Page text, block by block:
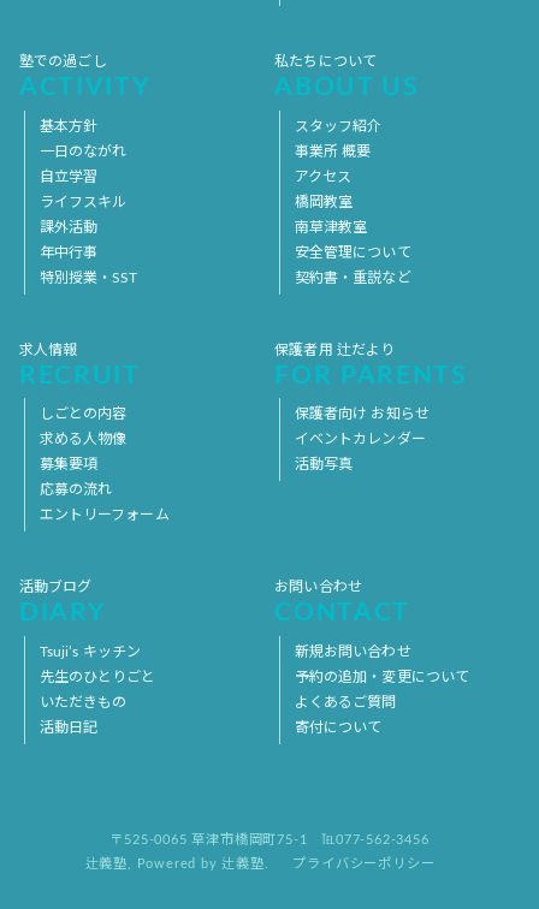
塾での過ごし
ACTIVITY
基本方針
一日のながれ
自立学習
ライフスキル
課外活動
年中行事
特別授業・SST
私たちについて
ABOUT US
スタッフ紹介
事業所 概要
アクセス
橋岡教室
南草津教室
安全管理について
契約書・重説など
求人情報
RECRUIT
しごとの内容
求める人物像
募集要項
応募の流れ
エントリーフォーム
保護者用 辻だより
FOR PARENTS
保護者向け お知らせ
イベントカレンダー
活動写真
活動ブログ
DIARY
Tsuji’s キッチン
先生のひとりごと
いただきもの
活動日記
お問い合わせ
CONTACT
新規お問い合わせ
予約の追加・変更について
よくあるご質問
寄付について
〒525-0065 草津市橋岡町75-1
℡077-562-3456
辻義塾
Powered by 辻義塾. プライバシーポリシー